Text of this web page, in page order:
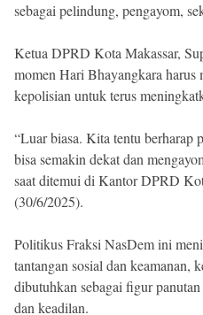
sebagai pelindung, pengayom,
Ketua DPRD Kota Makassar,
momen Hari Bhayangkara harus
kepolisian untuk terus
“Luar biasa. Kita tentu berharap
bisa semakin dekat dan
saat ditemui di Kantor DPRD
(30/6/2025).
Politikus Fraksi NasDem ini
tantangan sosial dan keamanan,
dibutuhkan sebagai figur
dan keadilan.